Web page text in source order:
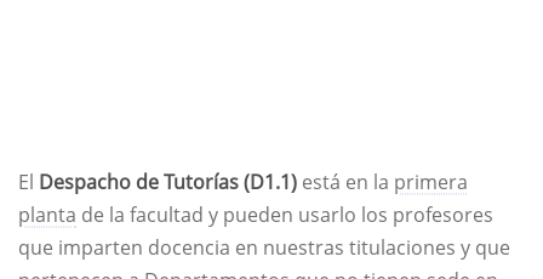
El Despacho de Tutorías (D1.1) está en la primera
planta de la facultad y pueden usarlo los profesores
que imparten docencia en nuestras titulaciones y que